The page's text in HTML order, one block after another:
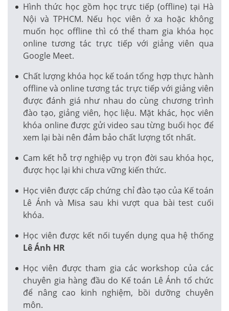
Hình thức học gồm học trực tiếp (offline) tại Hà
Nội và TPHCM. Nếu học viên ở xa hoặc không
muốn học offline thì có thể tham gia khóa học
online tương tác trực tiếp với giảng viên qua
Google Meet.
Chất lượng khóa học kế toán tổng hợp thực hành
offline và online tương tác trực tiếp với giảng viên
được đánh giá như nhau do cùng chương trình
đào tạo, giảng viên, học liệu. Mặt khác, học viên
khóa online được gửi video sau từng buổi học để
xem lại bài nên đảm bảo chất lượng tốt nhất.
Cam kết hỗ trợ nghiệp vụ trọn đời sau khóa học,
được học lại khi chưa vững kiến thức.
Học viên được cấp chứng chỉ đào tạo của Kế toán
Lê Ánh và Misa sau khi vượt qua bài test cuối
khóa.
Học viên được kết nối tuyển dụng qua hệ thống
Lê Ánh HR
Học viên được tham gia các workshop của các
chuyên gia hàng đầu do Kế toán Lê Ánh tổ chức
để nâng cao kinh nghiệm, bồi dưỡng chuyên
môn.